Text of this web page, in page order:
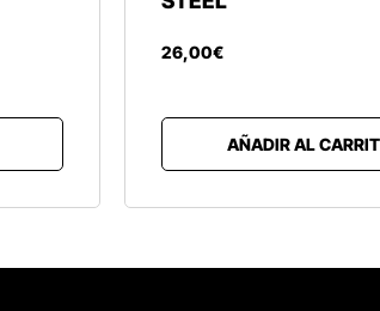
26,00€
AÑADIR AL